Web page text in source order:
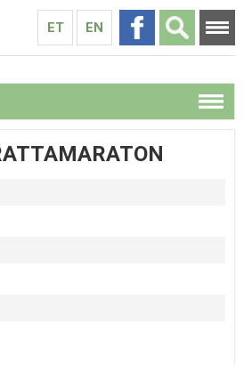
ET EN